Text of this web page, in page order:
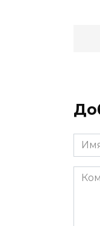
Имя
*